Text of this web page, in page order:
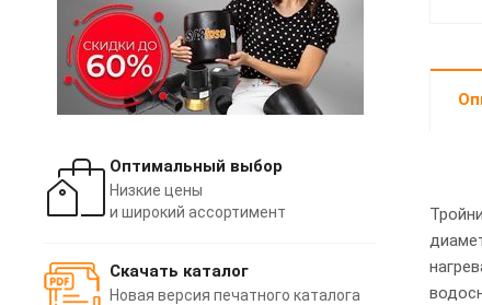
Оптимальный выбор
Низкие цены
и широкий ассортимент
Скачать каталог
Новая версия печатного каталога